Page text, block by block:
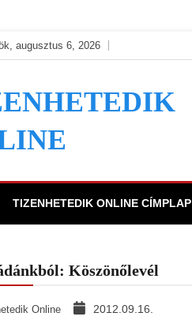
augusztus 6, 2026
TIZENHETEDIK ONLINE CÍMPLAP
Köszönőlevél
Online 2012.09.16.